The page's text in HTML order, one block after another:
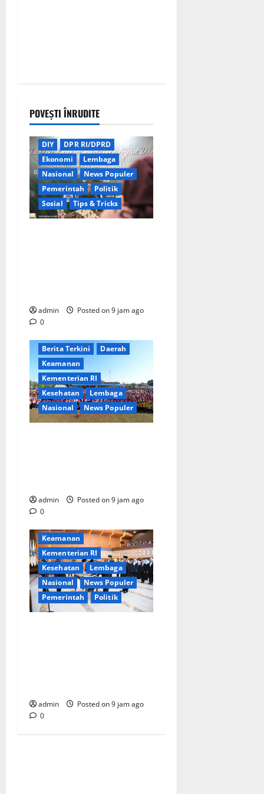
POVEȘTI ÎNRUDITE
DIY
DPR RI/DPRD
Ekonomi
Lembaga
Nasional
News Populer
Pemerintah
Politik
Sosial
Tips & Tricks
admin
Posted on 9 jam ago
0
Berita Terkini
Daerah
Keamanan
Kementerian RI
Kesehatan
Lembaga
Nasional
News Populer
admin
Posted on 9 jam ago
0
Keamanan
Kementerian RI
Kesehatan
Lembaga
Nasional
News Populer
Pemerintah
Politik
admin
Posted on 9 jam ago
0